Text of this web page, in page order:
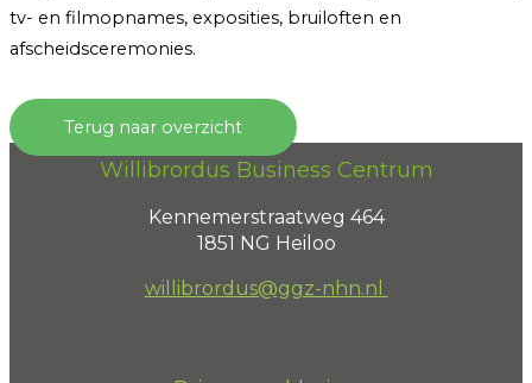
tv- en filmopnames, exposities, bruiloften en
afscheidsceremonies.
Terug naar overzicht
Willibrordus Business Centrum
Kennemerstraatweg 464
1851 NG Heiloo
willibrordus@ggz-nhn.nl